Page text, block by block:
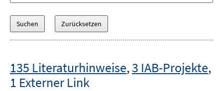
135 Literaturhinweise,3 IAB-Projekte,
1 Externer Link